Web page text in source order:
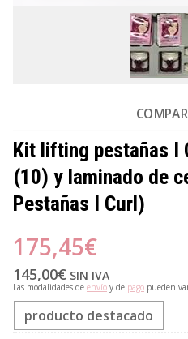
Kit lifting pestañas I
(10) y laminado de
Pestañas I Curl)
175,45€
145,00€ SIN IVA
Las modalidades de envío y de pago pueden
producto destacado